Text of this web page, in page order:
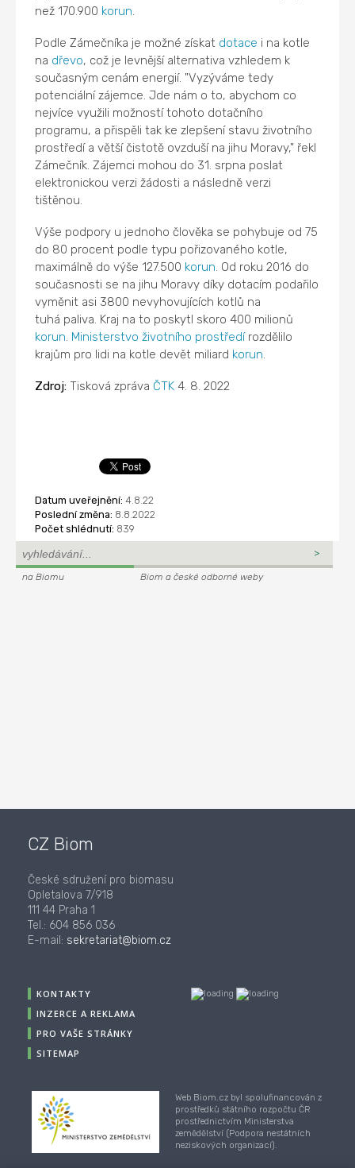
než 170.900 korun.
Podle Zámečníka je možné získat dotace i na kotle
na dřevo, což je levnější alternativa vzhledem k
současným cenám energií. "Vyzýváme tedy
potenciální zájemce. Jde nám o to, abychom co
nejvíce využili možností tohoto dotačního
programu, a přispěli tak ke zlepšení stavu životního
prostředí a větší čistotě ovzduší na jihu Moravy," řekl
Zámečník. Zájemci mohou do 31. srpna poslat
elektronickou verzi žádosti a následně verzi
tištěnou.
Výše podpory u jednoho člověka se pohybuje od 75
do 80 procent podle typu pořizovaného kotle,
maximálně do výše 127.500 korun. Od roku 2016 do
současnosti se na jihu Moravy díky dotacím podařilo
vyměnit asi 3800 nevyhovujících kotlů na
tuhá paliva. Kraj na to poskytl skoro 400 milionů
korun. Ministerstvo životního prostředírozdělilo
krajům pro lidi na kotle devět miliard korun.
Zdroj: Tisková zpráva ČTK 4. 8. 2022
Datum uveřejnění: 4.8.22
Poslední změna: 8.8.2022
Počet shlédnutí: 839
na Biomu Biom a české odborné weby
CZ Biom
České sdružení pro biomasu
Opletalova 7/918
111 44 Praha 1
Tel.: 604 856 036
E-mail: sekretariat@biom.cz
KONTAKTY
INZERCE A REKLAMA
PRO VAŠE STRÁNKY
SITEMAP
Web Biom.cz byl spolufinancován z
prostředků státního rozpočtu ČR
prostřednictvím Ministerstva
zemědělství (Podpora nestátních
neziskových organizací).